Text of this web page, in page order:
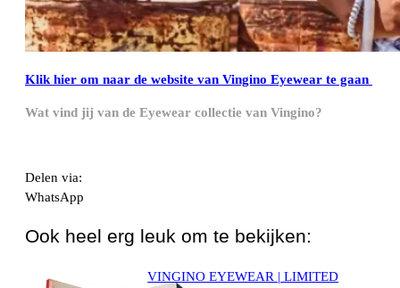
Klik hier om naar de website van Vingino Eyewear te gaan
Wat vind jij van de Eyewear collectie van Vingino?
Delen via:
WhatsApp
Ook heel erg leuk om te bekijken:
VINGINO EYEWEAR | LIMITED